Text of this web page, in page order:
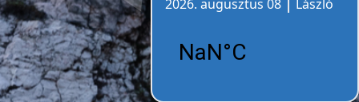
2026. augusztus 08
László